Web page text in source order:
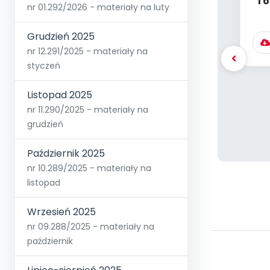
nr 01.292/2026 - materiały na luty
Grudzień 2025
nr 12.291/2025 - materiały na
styczeń
Listopad 2025
nr 11.290/2025 - materiały na
grudzień
Październik 2025
nr 10.289/2025 - materiały na
listopad
Wrzesień 2025
nr 09.288/2025 - materiały na
październik